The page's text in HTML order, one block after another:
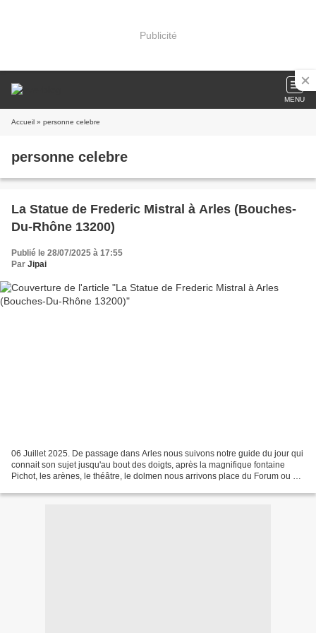
Publicité
MENU
Accueil » personne celebre
personne celebre
La Statue de Frederic Mistral à Arles (Bouches-
Du-Rhône 13200)
Publié le 28/07/2025 à 17:55
Par Jipai
06 Juillet 2025. De passage dans Arles nous suivons notre guide du jour qui
connait son sujet jusqu'au bout des doigts, après la magnifique fontaine
Pichot, les arènes, le théâtre, le dolmen nous arrivons place du Forum ou ce